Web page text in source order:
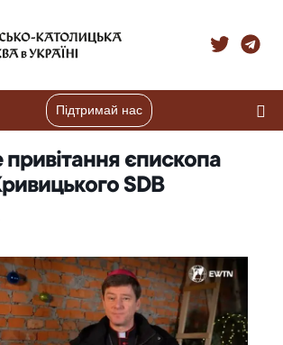
Підтримай нас
привітання єпископа
SDB